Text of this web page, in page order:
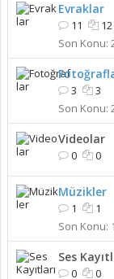
Evraklar
11
12
3
3
Videolar
0 0
Müzikler
1
1
Ses
0 0